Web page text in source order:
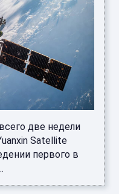
две недели
Satellite
первого в